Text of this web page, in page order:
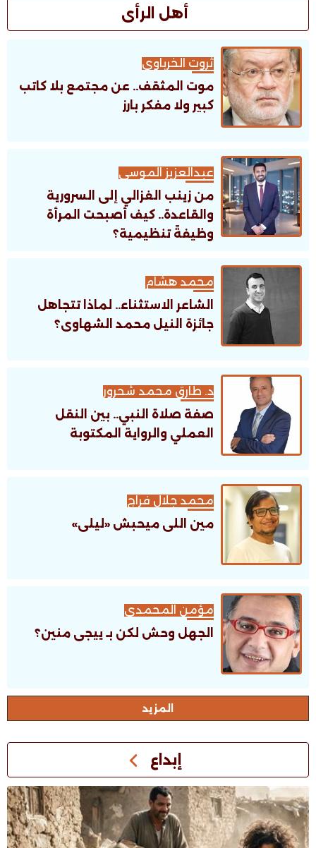
أهل الرأى
ثروت الخرباوى
موت المثقف.. عن مجتمع بلا كاتب
كبير ولا مفكر بارز
عبدالعزيز الموسى
من زينب الغزالي إلى السرورية
والقاعدة.. كيف أصبحت المرأة
وظيفةً تنظيمية؟
محمد هشام
الشاعر الاستثناء.. لماذا تتجاهل
جائزة النيل محمد الشهاوى؟
د. طارق محمد شحرور
صفة صلاة النبي.. بين النقل
العملي والرواية المكتوبة
محمد جلال فراج
مين اللى ميحبش «ليلى»
مؤمن المحمدى
الجهل وحش لكن بـ ييجى منين؟
اﻟﻤﺰﻳﺪ
إبداع